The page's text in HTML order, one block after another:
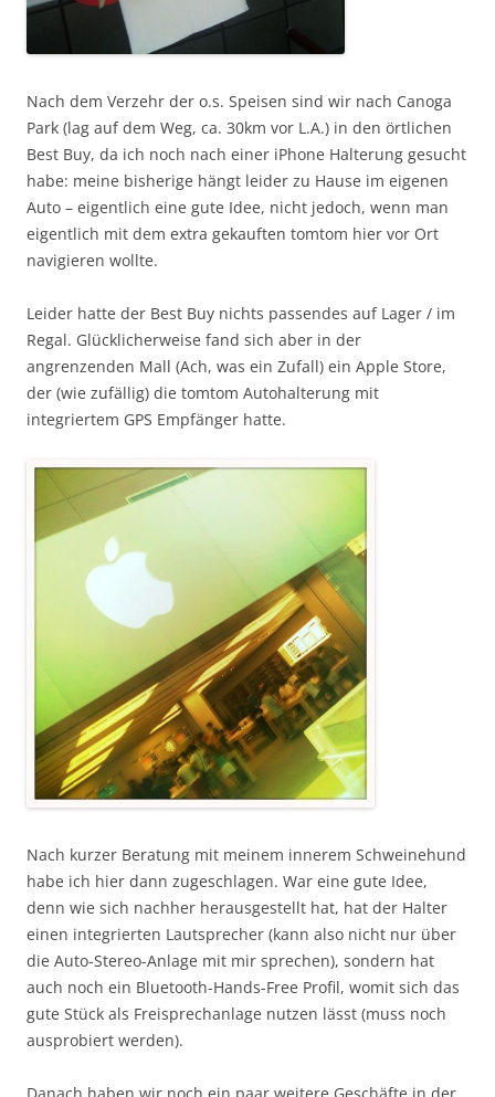
Nach dem Verzehr der o.s. Speisen sind wir nach Canoga
Park (lag auf dem Weg, ca. 30km vor L.A.) in den örtlichen
Best Buy, da ich noch nach einer iPhone Halterung gesucht
habe: meine bisherige hängt leider zu Hause im eigenen
Auto – eigentlich eine gute Idee, nicht jedoch, wenn man
eigentlich mit dem extra gekauften tomtom hier vor Ort
navigieren wollte.
Leider hatte der Best Buy nichts passendes auf Lager / im
Regal. Glücklicherweise fand sich aber in der
angrenzenden Mall (Ach, was ein Zufall) ein Apple Store,
der (wie zufällig) die tomtom Autohalterung mit
integriertem GPS Empfänger hatte.
Nach kurzer Beratung mit meinem innerem Schweinehund
habe ich hier dann zugeschlagen. War eine gute Idee,
denn wie sich nachher herausgestellt hat, hat der Halter
einen integrierten Lautsprecher (kann also nicht nur über
die Auto-Stereo-Anlage mit mir sprechen), sondern hat
auch noch ein Bluetooth-Hands-Free Profil, womit sich das
gute Stück als Freisprechanlage nutzen lässt (muss noch
ausprobiert werden).